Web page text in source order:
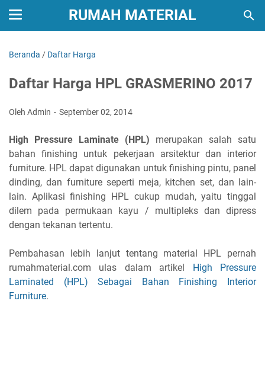
RUMAH MATERIAL
Beranda / Daftar Harga
Daftar Harga HPL GRASMERINO 2017
Oleh Admin September 02, 2014
High Pressure Laminate (HPL) merupakan salah satu
bahan finishing untuk pekerjaan arsitektur dan interior
furniture. HPL dapat digunakan untuk finishing pintu, panel
dinding, dan furniture seperti meja, kitchen set, dan lain-
lain. Aplikasi finishing HPL cukup mudah, yaitu tinggal
dilem pada permukaan kayu / multipleks dan dipress
dengan tekanan tertentu.
Pembahasan lebih lanjut tentang material HPL pernah
rumahmaterial.com ulas dalam artikel High Pressure
Laminated (HPL) Sebagai Bahan Finishing Interior
Furniture.